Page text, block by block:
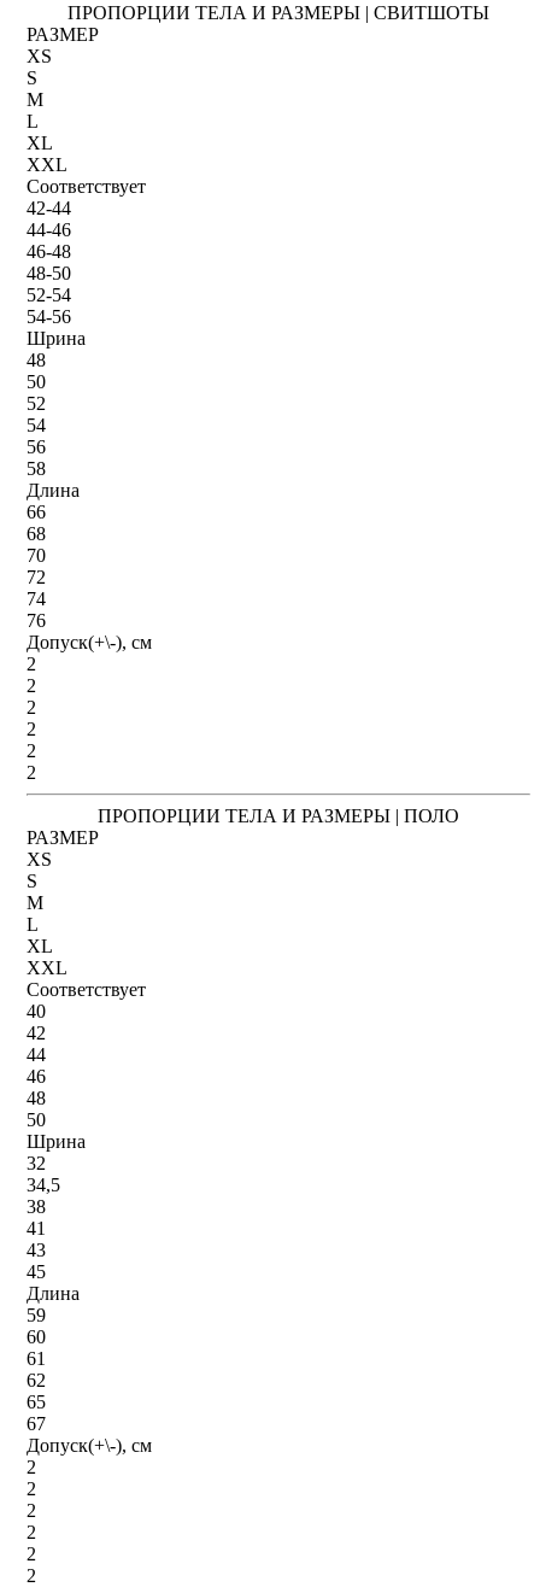
ПРОПОРЦИИ ТЕЛА И РАЗМЕРЫ | СВИТШОТЫ
РАЗМЕР
XS
S
M
L
XL
XXL
Соответствует
42-44
44-46
46-48
48-50
52-54
54-56
Шрина
48
50
52
54
56
58
Длина
66
68
70
72
74
76
Допуск(+\-), см
2
2
2
2
2
2
ПРОПОРЦИИ ТЕЛА И РАЗМЕРЫ | ПОЛО
РАЗМЕР
XS
S
M
L
XL
XXL
Соответствует
40
42
44
46
48
50
Шрина
32
34,5
38
41
43
45
Длина
59
60
61
62
65
67
Допуск(+\-), см
2
2
2
2
2
2